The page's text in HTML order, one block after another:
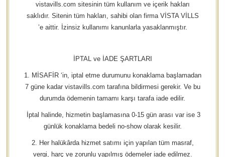
vistavills.com sitesinin tüm kullanım ve içerik hakları
saklıdır. Sitenin tüm hakları, sahibi olan firma VİSTA VİLLS
’e aittir. İzinsiz kullanımı kanunlarla yasaklanmıştır.
İPTAL ve İADE ŞARTLARI
1. MİSAFİR ‘in, iptal etme durumunu konaklama başlamadan
7 güne kadar vistavills.com tarafına bildirmesi gerekir. Ve bu
durumda ödemenin tamamı karşı tarafa iade edilir.
İptal halinde, hizmetin başlamasına 0-15 gün arası var ise 3
günlük konaklama bedeli no-show olarak kesilir.
2. Her halükârda hizmet satımı için yapılan tüm masraf,
vergi, harç ve zorunlu yapılmış ödemeler iade edilmez.